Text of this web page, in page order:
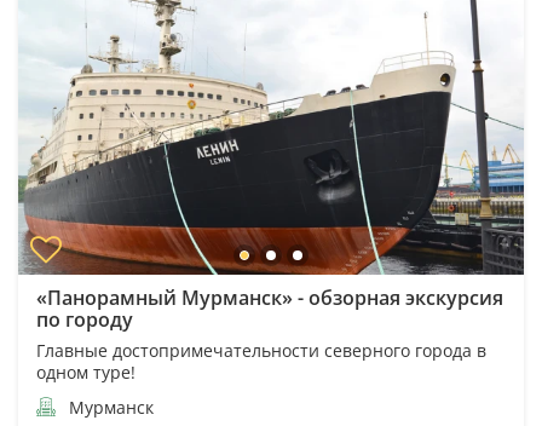
«Панорамный Мурманск» - обзорная экскурсия
по городу
Главные достопримечательности северного города в
одном туре!
Мурманск